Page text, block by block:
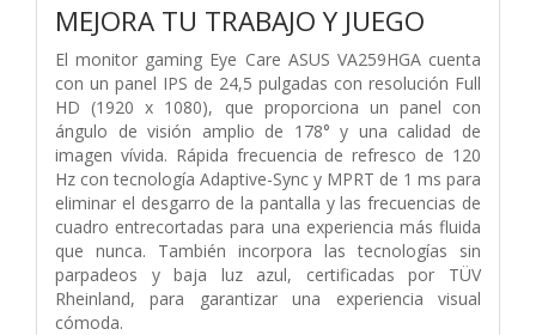
MEJORA TU TRABAJO Y JUEGO
El monitor gaming Eye Care ASUS VA259HGA cuenta
con un panel IPS de 24,5 pulgadas con resolución Full
HD (1920 x 1080), que proporciona un panel con
ángulo de visión amplio de 178° y una calidad de
imagen vívida. Rápida frecuencia de refresco de 120
Hz con tecnología Adaptive-Sync y MPRT de 1 ms para
eliminar el desgarro de la pantalla y las frecuencias de
cuadro entrecortadas para una experiencia más fluida
que nunca. También incorpora las tecnologías sin
parpadeos y baja luz azul, certificadas por TÜV
Rheinland, para garantizar una experiencia visual
cómoda.